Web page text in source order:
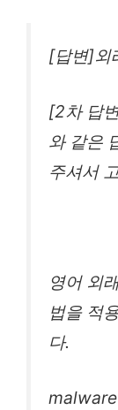
[답변]외
[2차 답
와 같은
주셔서
영어 외
법을 적
다.
malware